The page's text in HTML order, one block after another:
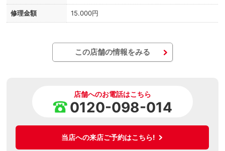
修理金額 15.000円
この店舗の情報をみる
店舗へのお電話はこちら
0120-098-014
当店への来店ご予約はこちら!